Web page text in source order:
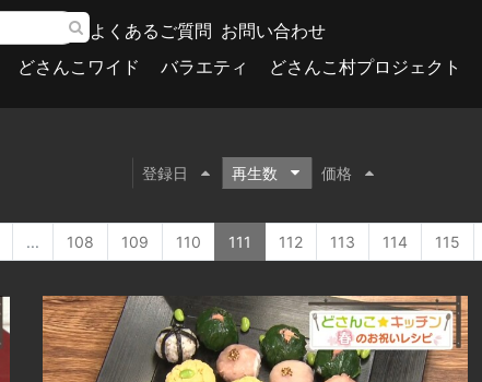
よくあるご質問 お問い合わせ
どさんこワイド バラエティ どさんこ村プロジェクト
登録日 再生数 価格
... 108 109 110 111 112 113 114 115